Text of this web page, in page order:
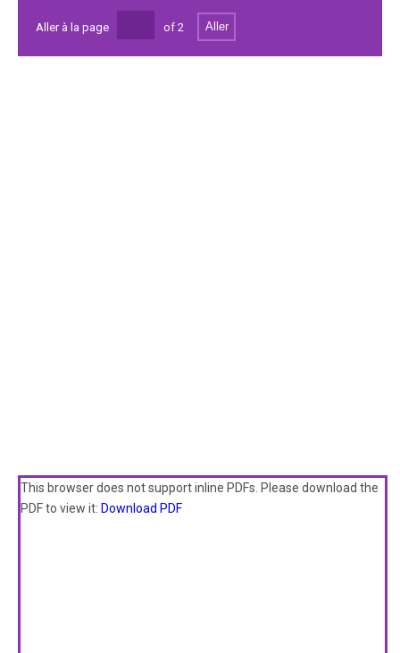
Aller à la page of 2 Aller
This browser does not support inline PDFs. Please download the
PDF to view it: Download PDF